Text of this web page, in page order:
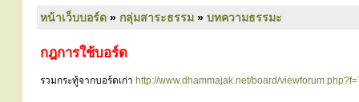
หน้าเว็บบอร์ด » กลุ่มสาระธรรม » บทความธรรมะ
กฎการใช้บอร์ด
รวมกระทู้จากบอร์ดเก่า http://www.dhammajak.net/board/